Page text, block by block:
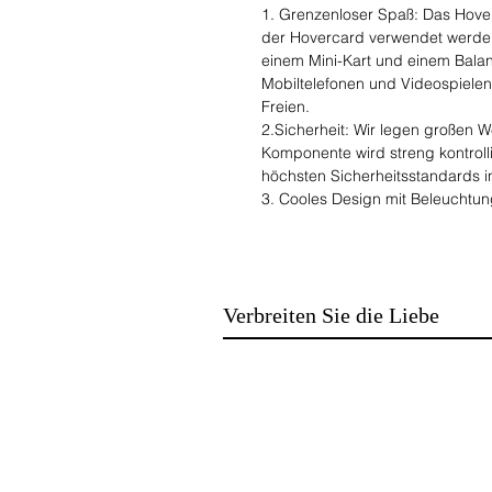
1. Grenzenloser Spaß: Das
der Hovercard verwendet
einem Mini-Kart und einem
Mobiltelefonen und
Freien.
2.Sicherheit: Wir legen großen
Komponente wird streng
höchsten Sicherheitsstandards
3. Cooles Design mit
5.Bluetooth: Genießen Sie Ihre
Bluetooth über den
Verbreiten Sie die Liebe